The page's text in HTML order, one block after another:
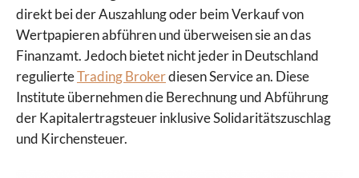
direkt bei der Auszahlung oder beim Verkauf von
Wertpapieren abführen und überweisen sie an das
Finanzamt. Jedoch bietet nicht jeder in Deutschland
regulierteTrading Brokerdiesen Service an. Diese
Institute übernehmen die Berechnung und Abführung
der Kapitalertragsteuer inklusive Solidaritätszuschlag
und Kirchensteuer.